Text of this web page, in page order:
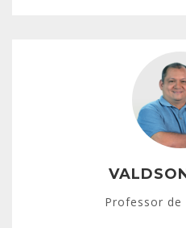
Professor de
Experiência de mais de
rede pública e
Vasta experiência em